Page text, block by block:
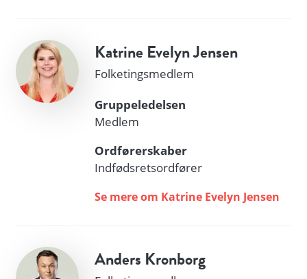
Katrine Evelyn Jensen
Folketingsmedlem
Gruppeledelsen
Medlem
Ordførerskaber
Indfødsretsordfører
Se mere om Katrine Evelyn Jensen
Anders Kronborg